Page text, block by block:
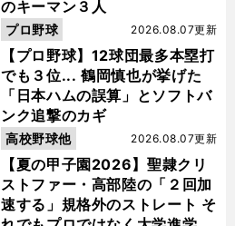
のキーマン３人
【プロ野球】12球団最多本塁打
でも３位... 鶴岡慎也が挙げた
「日本ハムの誤算」とソフトバ
ンク追撃のカギ
2026.08.07更新
プロ野球
【夏の甲子園2026】聖隷クリ
ストファー・高部陸の「２回加
速する」規格外のストレート そ
2026.08.07更新
高校野球他